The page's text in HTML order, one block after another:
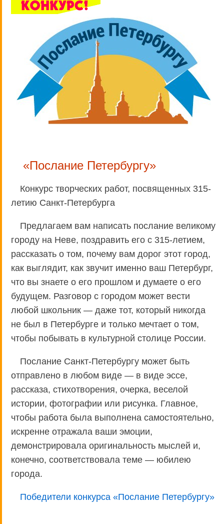
«Послание Петербургу»
Конкурс творческих работ, посвященных 315-
летию Санкт-Петербурга
Предлагаем вам написать послание великому
городу на Неве, поздравить его с 315-летием,
рассказать о том, почему вам дорог этот город,
как выглядит, как звучит именно ваш Петербург,
что вы знаете о его прошлом и думаете о его
будущем. Разговор с городом может вести
любой школьник — даже тот, который никогда
не был в Петербурге и только мечтает о том,
чтобы побывать в культурной столице России.
Послание Санкт-Петербургу может быть
отправлено в любом виде — в виде эссе,
рассказа, стихотворения, очерка, веселой
истории, фотографии или рисунка. Главное,
чтобы работа была выполнена самостоятельно,
искренне отражала ваши эмоции,
демонстрировала оригинальность мыслей и,
конечно, соответствовала теме — юбилею
города.
Победители конкурса «Послание Петербургу»